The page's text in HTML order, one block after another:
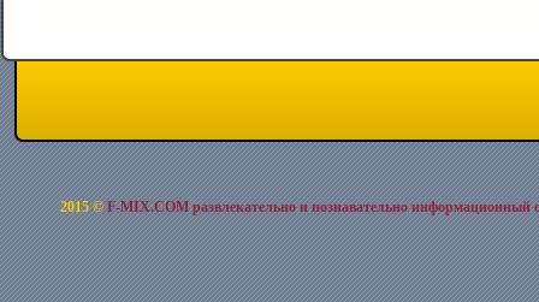
2015 ©F-MIX.COM развлекательно и познавательно информационный